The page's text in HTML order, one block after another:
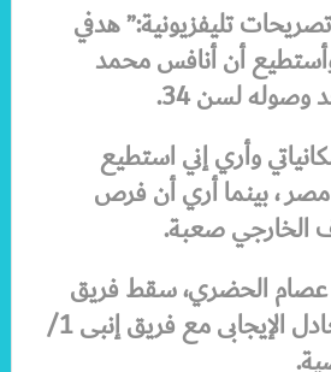
تليفزيونية:” هدفي
وأستطيع أن أنافس محمد
وصوله لسن 34
.
وأري إني استطيع
، بينما أري أن فرص
الخارجي صعبة.
عصام الحضري، سقط فريق
الزمالك في فخ التعادل الإيجابى مع فريق إنبى 1/
.